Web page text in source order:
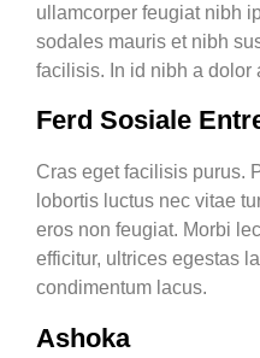
ullamcorper feugiat nibh
sodales mauris et nibh
facilisis. In id nibh a dolor
Ferd Sosiale
Cras eget facilisis purus.
lobortis luctus nec vitae
eros non feugiat. Morbi
efficitur, ultrices egestas
condimentum lacus.
Ashoka